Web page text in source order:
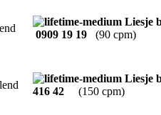
0909 19 19 (90 cpm)
416 42 (150 cpm)